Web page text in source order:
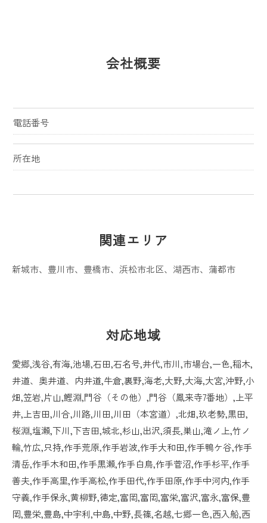
会社概要
電話番号
所在地
関連エリア
新城市、 豊川市、 豊橋市、 浜松市北区、 湖西市、 蒲都市
対応地域
愛郷,浅谷,有海,池場,石田,石名号,井代,市川,市場台,一色,稲木,
井道、奥井道、内井道,牛倉,裏野,海老,大野,大海,大宮,沖野,小
畑,笠岩,片山,鰹淵,門谷（その他）,門谷（鳳来寺7番地）,上平
井,上吉田,川合,川路,川田,川田（本宮道）,北畑,玖老勢,黒田,
桜淵,塩瀬,下川,下吉田,城北,杉山,出沢,須長,巣山,滝ノ上,竹ノ
輪,竹広,只持,作手荒原,作手岩波,作手大和田,作手鴨ケ谷,作手
清岳,作手木和田,作手黒瀬,作手白鳥,作手菅沼,作手杉平,作手
善夫,作手高里,作手高松,作手田代,作手田原,作手中河内,作手
守義,作手保永,黄柳野,徳定,富岡,富岡,富栄,富沢,富永,富保,豊
岡,豊栄,豊島,中宇利,中島,中野,長篠,名越,七郷一色,西入船,西